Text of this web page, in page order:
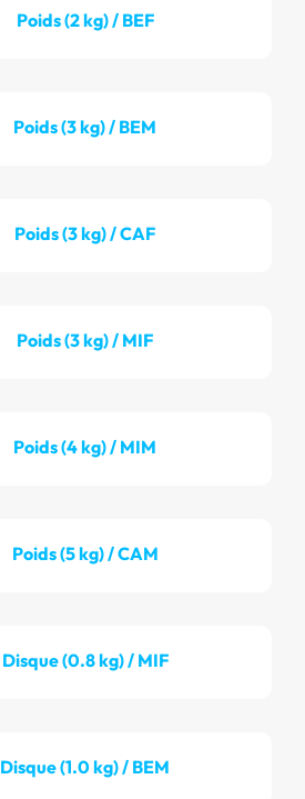
Poids (2 kg) / BEF
Poids (3 kg) / BEM
Poids (3 kg) / CAF
Poids (3 kg) / MIF
Poids (4 kg) / MIM
Poids (5 kg) / CAM
Disque (0.8 kg) / MIF
Disque (1.0 kg) / BEM